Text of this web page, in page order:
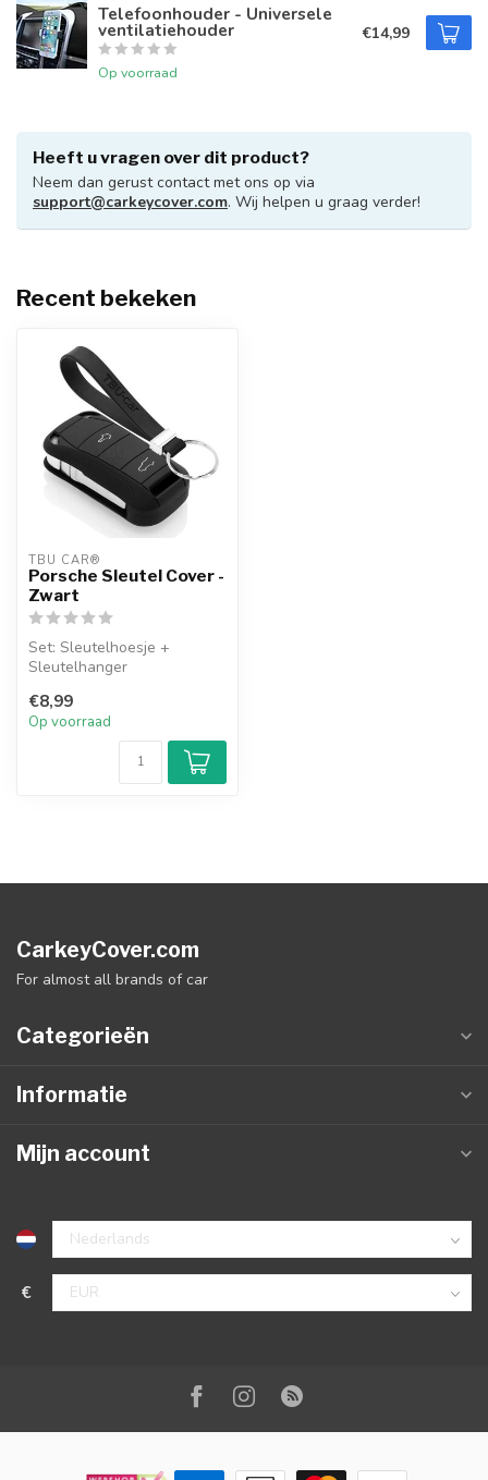
Telefoonhouder - Universele
ventilatiehouder
Op voorraad
€14,99
Heeft u vragen over dit product?
Neem dan gerust contact met ons op via
support@carkeycover.com. Wij helpen u graag verder!
Recent bekeken
TBU CAR®
Porsche Sleutel Cover -
Zwart
Set: Sleutelhoesje +
Sleutelhanger
€8,99
Op voorraad
CarkeyCover.com
For almost all brands of car
Categorieën
Informatie
Mijn account
€